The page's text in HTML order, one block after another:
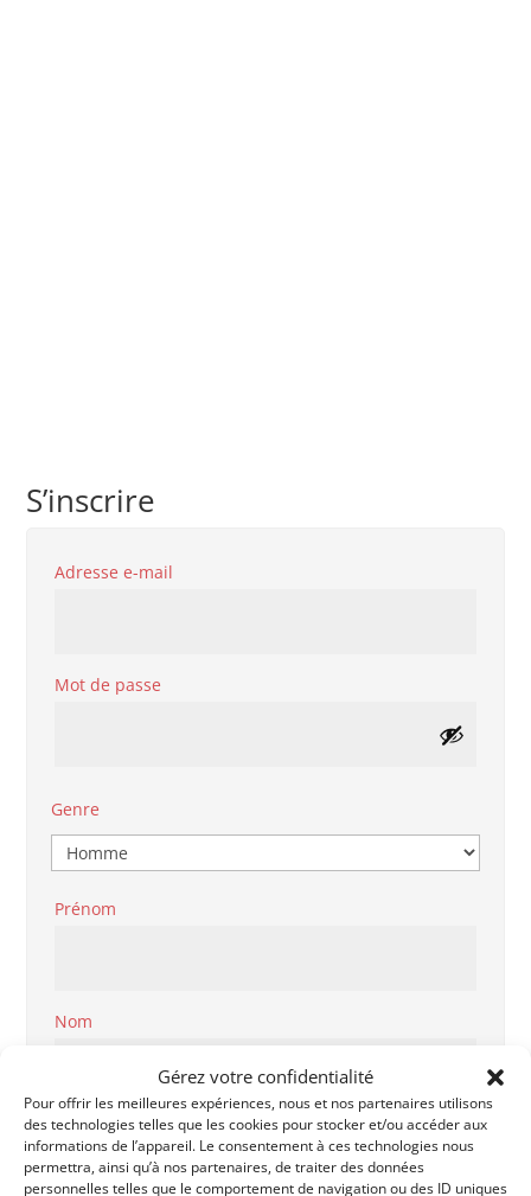
Gérez votre confidentialité
Pour offrir les meilleures expériences, nous et nos partenaires utilisons
des technologies telles que les cookies pour stocker et/ou accéder aux
informations de l’appareil. Le consentement à ces technologies nous
permettra, ainsi qu’à nos partenaires, de traiter des données
personnelles telles que le comportement de navigation ou des ID uniques
S’inscrire
Adresse e-mail
Mot de passe
Genre
Prénom
Nom
Code Postal